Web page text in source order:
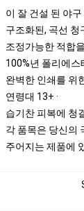
이 잘 건설 된 야
구조화된, 곡선
조정가능한 적합
100%년 폴리에
완벽한 인쇄를 위
연령대 13+ ·
습기찬 피복에 청
각 품목은 당신의
주어지는 제품에